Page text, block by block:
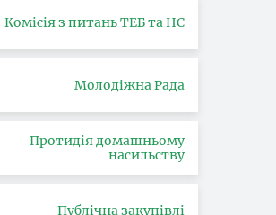
Комісія з питань ТЕБ та НС
Молодіжна Рада
Протидія домашньому
насильству
Публічна закупівлі